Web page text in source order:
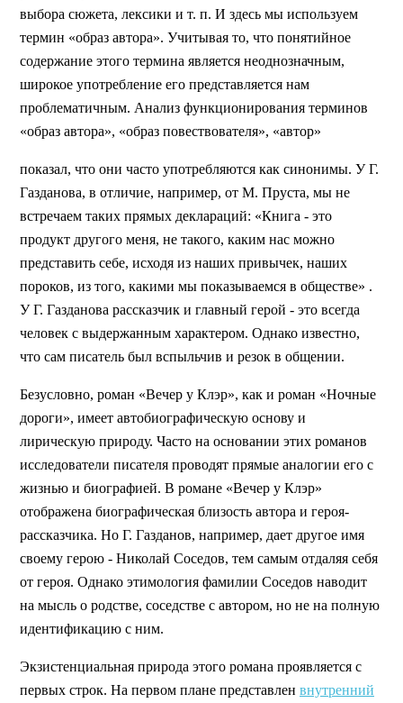
выбора сюжета, лексики и т. п. И здесь мы используем
термин «образ автора». Учитывая то, что понятийное
содержание этого термина является неоднозначным,
широкое употребление его представляется нам
проблематичным. Анализ функционирования терминов
«образ автора», «образ повествователя», «автор»
показал, что они часто употребляются как синонимы. У Г.
Газданова, в отличие, например, от М. Пруста, мы не
встречаем таких прямых деклараций: «Книга - это
продукт другого меня, не такого, каким нас можно
представить себе, исходя из наших привычек, наших
пороков, из того, какими мы показываемся в обществе» .
У Г. Газданова рассказчик и главный герой - это всегда
человек с выдержанным характером. Однако известно,
что сам писатель был вспыльчив и резок в общении.
Безусловно, роман «Вечер у Клэр», как и роман «Ночные
дороги», имеет автобиографическую основу и
лирическую природу. Часто на основании этих романов
исследователи писателя проводят прямые аналогии его с
жизнью и биографией. В романе «Вечер у Клэр»
отображена биографическая близость автора и героя-
рассказчика. Но Г. Газданов, например, дает другое имя
своему герою - Николай Соседов, тем самым отдаляя себя
от героя. Однако этимология фамилии Соседов наводит
на мысль о родстве, соседстве с автором, но не на полную
идентификацию с ним.
Экзистенциальная природа этого романа проявляется с
первых строк. На первом плане представлен внутренний